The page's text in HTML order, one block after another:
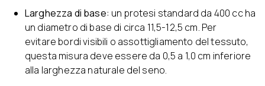
Larghezza di base: un protesi standard da 400 cc ha
un diametro di base di circa 11,5-12,5 cm. Per
evitare bordi visibili o assottigliamento del tessuto,
questa misura deve essere da 0,5 a 1,0 cm inferiore
alla larghezza naturale del seno.